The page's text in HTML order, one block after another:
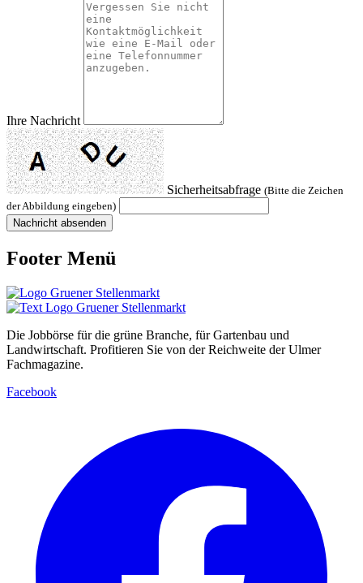
Ihre Nachricht
Sicherheitsabfrage (Bitte die Zeichen
der Abbildung eingeben)
Footer Menü
Die Jobbörse für die grüne Branche, für Gartenbau und
Landwirtschaft. Profitieren Sie von der Reichweite der Ulmer
Fachmagazine.
Facebook